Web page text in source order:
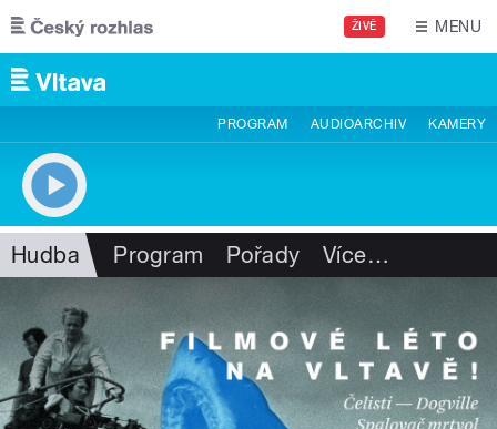
Přejít k hlavnímu obsahu
ŽIVĚ MENU
PROGRAM AUDIOARCHIV KAMERY
Hudba Program Pořady Více…